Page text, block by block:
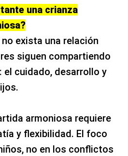
una crianza
exista una relación
siguen compartiendo
el cuidado, desarrollo y
armoniosa requiere
y flexibilidad. El foco
no en los conflictos